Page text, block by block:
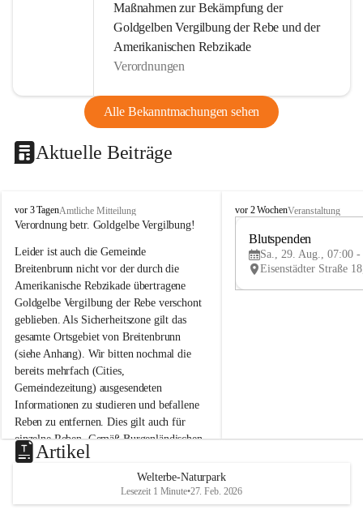
Maßnahmen zur Bekämpfung der
Goldgelben Vergilbung der Rebe und der
Amerikanischen Rebzikade
Verordnungen
Alle Bekanntmachungen sehen
Aktuelle Beiträge
B
r
i
t
e
n
b
r
u
n
n
a
m
N
e
u
s
d
vor 3 TagenAmtliche Mitteilung
Verordnung betr. Goldgelbe Vergilbung!
Leider ist auch die Gemeinde
Breitenbrunn nicht vor der durch die
Amerikanische Rebzikade übertragene
Goldgelbe Vergilbung der Rebe verschont
geblieben. Als Sicherheitszone gilt das
gesamte Ortsgebiet von Breitenbrunn
(siehe Anhang). Wir bitten nochmal die
bereits mehrfach (Cities,
Gemeindezeitung) ausgesendeten
Informationen zu studieren und befallene
Reben zu entfernen. Dies gilt auch für
einzelne Reben. Gemäß Burgenländischen
Weinbaugesetz sind nicht gepflegte oder
unzulässige Weingärten zu roden! Bitte
helfen wir zusammen um unsere Winzer
vor den prognostizierten Ernteausfällen
B
e
u
e
d
vor 2 WochenVeranstaltung
Blutspenden
Sa., 29. Aug., 07:00 -
Artikel
Welterbe-Naturpark
Lesezeit 1 Minute•27. Feb. 2026